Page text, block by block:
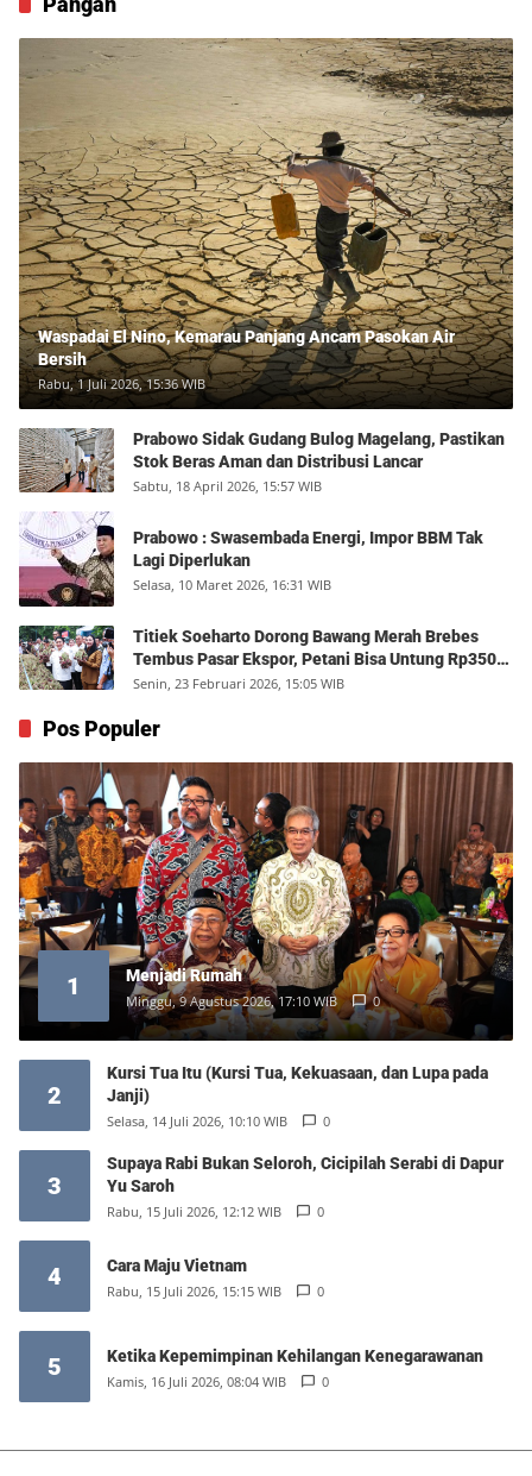
Waspadai El Nino, Kemarau Panjang Ancam Pasokan Air
Bersih
Rabu, 1 Juli 2026, 15:36 WIB
Prabowo Sidak Gudang Bulog Magelang, Pastikan
Stok Beras Aman dan Distribusi Lancar
Sabtu, 18 April 2026, 15:57 WIB
Prabowo : Swasembada Energi, Impor BBM Tak
Lagi Diperlukan
Selasa, 10 Maret 2026, 16:31 WIB
Titiek Soeharto Dorong Bawang Merah Brebes
Tembus Pasar Ekspor, Petani Bisa Untung Rp350
Juta per Hektare
Senin, 23 Februari 2026, 15:05 WIB
Pos Populer
1 Menjadi Rumah
Minggu, 9 Agustus 2026, 17:10 WIB 0
2
Kursi Tua Itu (Kursi Tua, Kekuasaan, dan Lupa pada
Janji)
Selasa, 14 Juli 2026, 10:10 WIB 0
3
Supaya Rabi Bukan Seloroh, Cicipilah Serabi di Dapur
Yu Saroh
Rabu, 15 Juli 2026, 12:12 WIB 0
4 Cara Maju Vietnam
Rabu, 15 Juli 2026, 15:15 WIB 0
5 Ketika Kepemimpinan Kehilangan Kenegarawanan
Kamis, 16 Juli 2026, 08:04 WIB 0